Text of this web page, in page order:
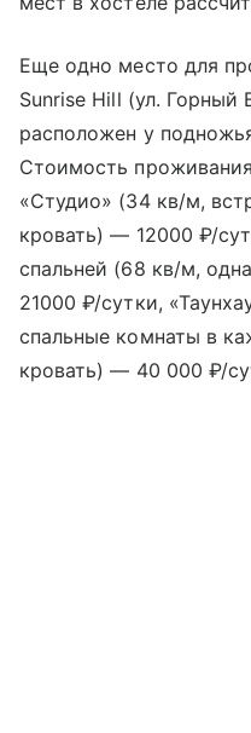
Еще одно место для
Sunrise Hill (ул. Горный
расположен у
Стоимость
«Студио» (34 кв/м,
кровать) — 12000 ₽/
спальней (68 кв/м,
21000 ₽/сутки,
спальные комнаты в
кровать) — 40 000 ₽/